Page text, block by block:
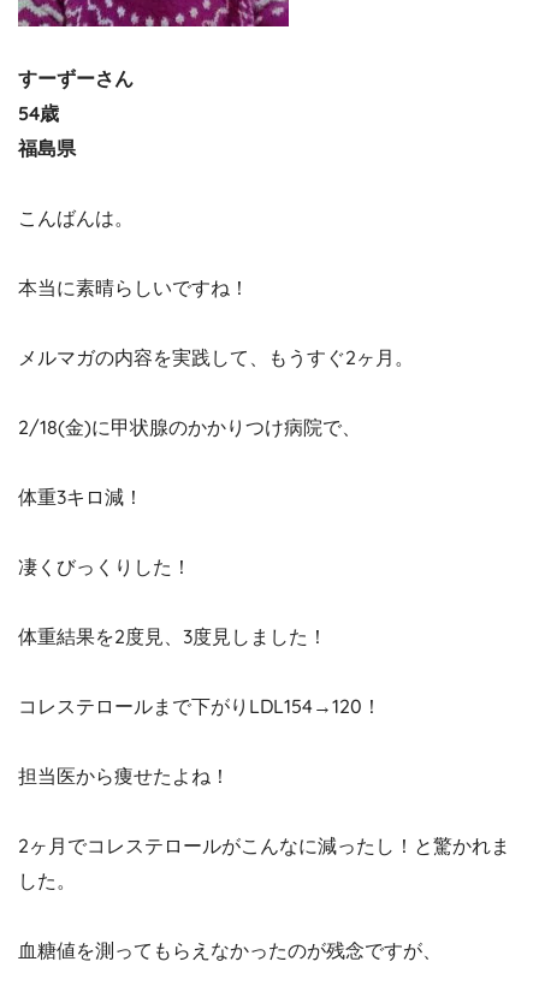
すーずーさん
54歳
福島県
こんばんは。
本当に素晴らしいですね！
メルマガの内容を実践して、もうすぐ2ヶ月。
2/18(金)に甲状腺のかかりつけ病院で、
体重3キロ減！
凄くびっくりした！
体重結果を2度見、3度見しました！
コレステロールまで下がりLDL154→120！
担当医から痩せたよね！
2ヶ月でコレステロールがこんなに減ったし！と驚かれま
した。
血糖値を測ってもらえなかったのが残念ですが、